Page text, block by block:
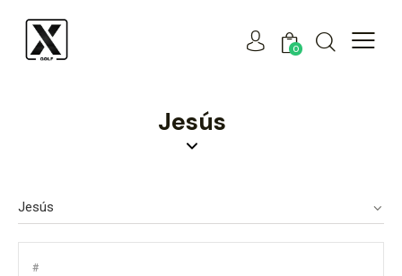
0
Jesús
#